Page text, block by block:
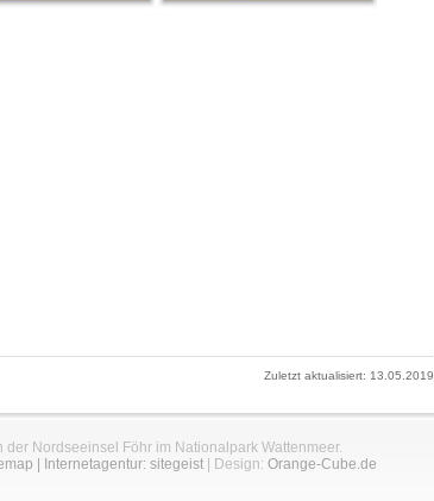
Zuletzt aktualisiert: 13.05.2019
Nordseeinsel Föhr im Nationalpark Wattenmeer.
| Internetagentur: sitegeist| Design: Orange-Cube.de